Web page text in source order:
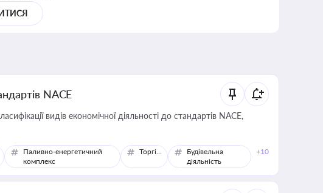
NACE
видів економічної діяльності до стандартів NACE,
Паливно-енергетичний
комплекс
Торгівля
Будівельна
діяльність
+10